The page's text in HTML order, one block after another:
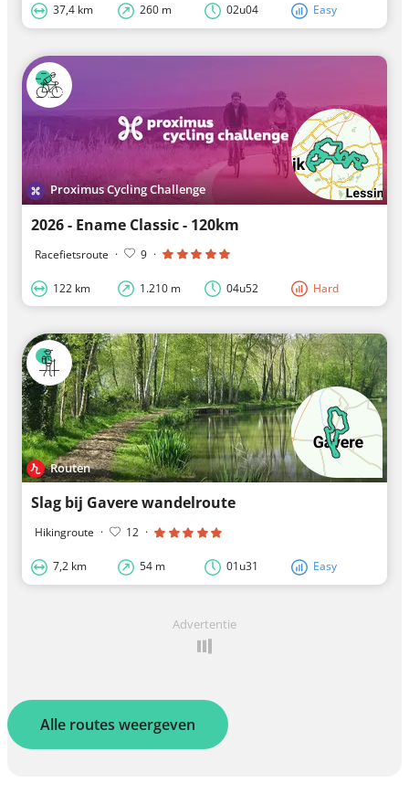
37,4 km 260 m 02u04 Easy
Proximus Cycling Challenge
2026 - Ename Classic - 120km
Racefietsroute · 9 ·
122 km 1.210 m 04u52 Hard
Routen
Slag bij Gavere wandelroute
Hikingroute · 12 ·
7,2 km 54 m 01u31 Easy
Advertentie
Alle routes weergeven